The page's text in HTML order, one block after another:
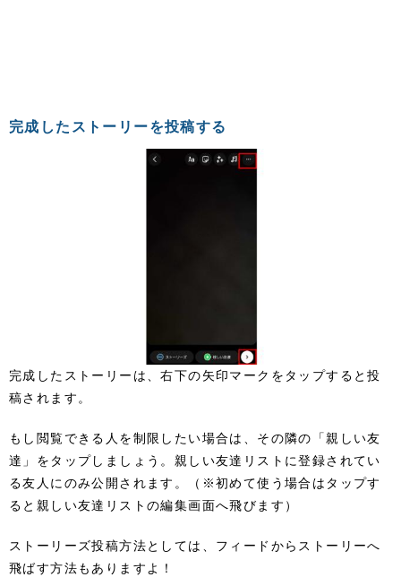
完成したストーリーを投稿する
完成したストーリーは、右下の矢印マークをタップすると投
稿されます。
もし閲覧できる人を制限したい場合は、その隣の「親しい友
達」をタップしましょう。親しい友達リストに登録されてい
る友人にのみ公開されます。（※初めて使う場合はタップす
ると親しい友達リストの編集画面へ飛びます）
ストーリーズ投稿方法としては、フィードからストーリーへ
飛ばす方法もありますよ！